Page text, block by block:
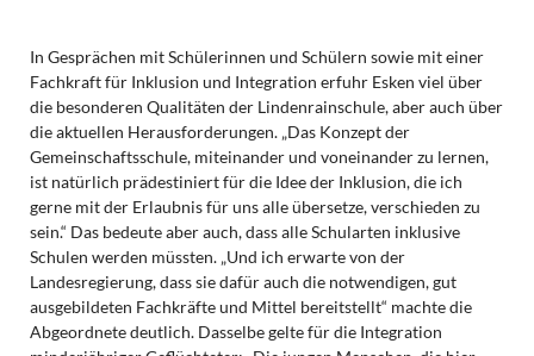
In Gesprächen mit Schülerinnen und Schülern sowie mit einer
Fachkraft für Inklusion und Integration erfuhr Esken viel über
die besonderen Qualitäten der Lindenrainschule, aber auch über
die aktuellen Herausforderungen. „Das Konzept der
Gemeinschaftsschule, miteinander und voneinander zu lernen,
ist natürlich prädestiniert für die Idee der Inklusion, die ich
gerne mit der Erlaubnis für uns alle übersetze, verschieden zu
sein.“ Das bedeute aber auch, dass alle Schularten inklusive
Schulen werden müssten. „Und ich erwarte von der
Landesregierung, dass sie dafür auch die notwendigen, gut
ausgebildeten Fachkräfte und Mittel bereitstellt“ machte die
Abgeordnete deutlich. Dasselbe gelte für die Integration